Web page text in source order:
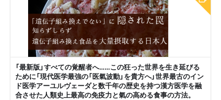
「最新版」すべての覚醒者へ……この狂った世界を生き延びる
ために「現代医学最強の「医氣波動」を貴方へ」世界最古のイン
ド医学アーユルヴェーダと数千年の歴史を持つ漢方医学を融
合させた人類史上最高の免疫力と氣の高める食事の方法。